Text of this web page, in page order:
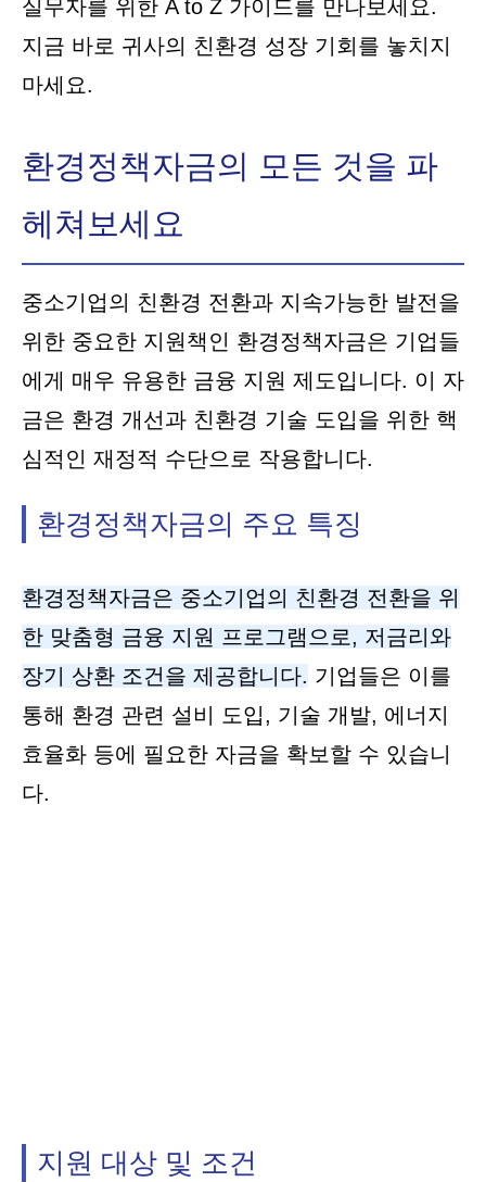
실무자를 위한 A to Z 가이드를 만나보세요.
지금 바로 귀사의 친환경 성장 기회를 놓치지
마세요.
환경정책자금의 모든 것을 파
헤쳐보세요
중소기업의 친환경 전환과 지속가능한 발전을
위한 중요한 지원책인 환경정책자금은 기업들
에게 매우 유용한 금융 지원 제도입니다. 이 자
금은 환경 개선과 친환경 기술 도입을 위한 핵
심적인 재정적 수단으로 작용합니다.
환경정책자금의 주요 특징
환경정책자금은 중소기업의 친환경 전환을 위
한 맞춤형 금융 지원 프로그램으로, 저금리와
장기 상환 조건을 제공합니다. 기업들은 이를
통해 환경 관련 설비 도입, 기술 개발, 에너지
효율화 등에 필요한 자금을 확보할 수 있습니
다.
지원 대상 및 조건